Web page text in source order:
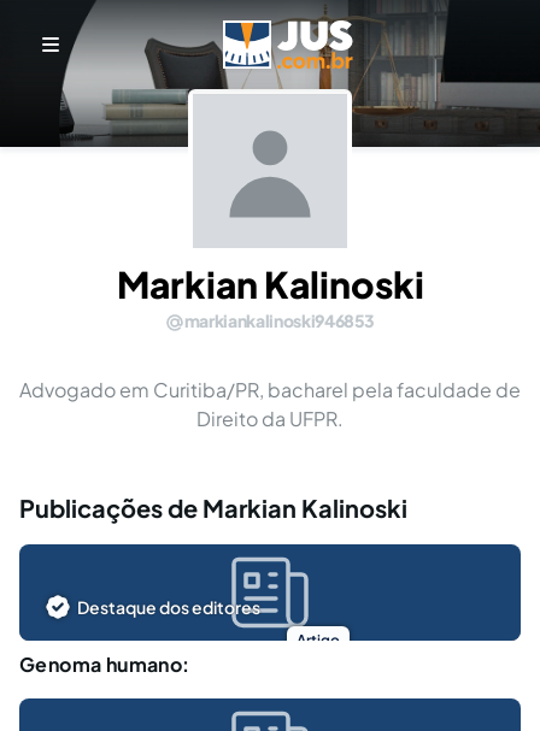
Markian Kalinoski
markiankalinoski946853
Advogado em Curitiba/PR, bacharel pela faculdade de
Direito da UFPR.
Publicações de Markian Kalinoski
Artigo
Destaque dos editores
Genoma humano: